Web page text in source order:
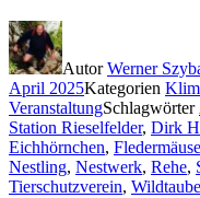
AutorWerner
April 2025Kategorien
VeranstaltungSchlagwörter
Station Rieselfelder, Dirk
Eichhörnchen, Fledermäuse
Nestling, Nestwerk, Rehe,
Tierschutzverein,